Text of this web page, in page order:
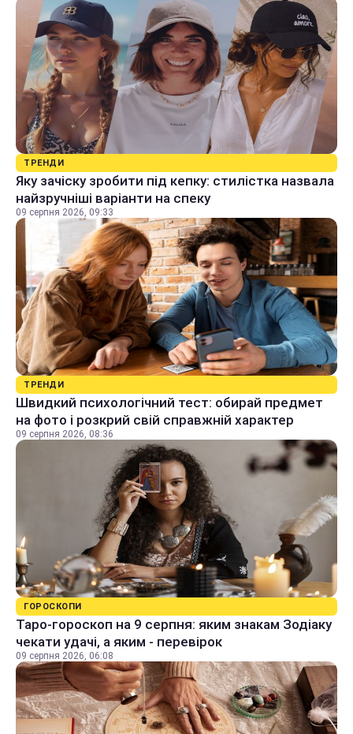
ТРЕНДИ
Яку зачіску зробити під кепку: стилістка назвала
найзручніші варіанти на спеку
09 серпня 2026, 09:33
ТРЕНДИ
Швидкий психологічний тест: обирай предмет
на фото і розкрий свій справжній характер
09 серпня 2026, 08:36
ГОРОСКОПИ
Таро-гороскоп на 9 серпня: яким знакам Зодіаку
чекати удачі, а яким - перевірок
09 серпня 2026, 06:08